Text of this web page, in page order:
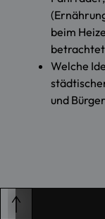
beim
Welche
und